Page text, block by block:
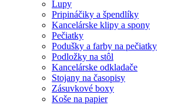
Lupy
Pripináčiky a špendlíky
Kancelárske klipy a spony
Pečiatky
Podušky a farby na pečiatky
Podložky na stôl
Kancelárske odkladače
Stojany na časopisy
Zásuvkové boxy
Koše na papier